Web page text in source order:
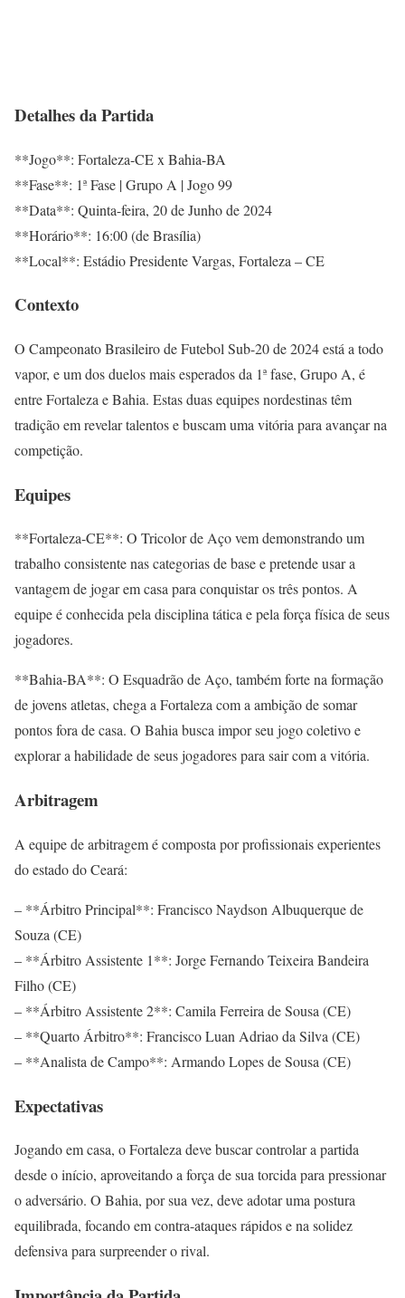
Detalhes da Partida
**Jogo**: Fortaleza-CE x Bahia-BA
**Fase**: 1ª Fase | Grupo A | Jogo 99
**Data**: Quinta-feira, 20 de Junho de 2024
**Horário**: 16:00 (de Brasília)
**Local**: Estádio Presidente Vargas, Fortaleza – CE
Contexto
O Campeonato Brasileiro de Futebol Sub-20 de 2024 está a todo
vapor, e um dos duelos mais esperados da 1ª fase, Grupo A, é
entre Fortaleza e Bahia. Estas duas equipes nordestinas têm
tradição em revelar talentos e buscam uma vitória para avançar na
competição.
Equipes
**Fortaleza-CE**: O Tricolor de Aço vem demonstrando um
trabalho consistente nas categorias de base e pretende usar a
vantagem de jogar em casa para conquistar os três pontos. A
equipe é conhecida pela disciplina tática e pela força física de seus
jogadores.
**Bahia-BA**: O Esquadrão de Aço, também forte na formação
de jovens atletas, chega a Fortaleza com a ambição de somar
pontos fora de casa. O Bahia busca impor seu jogo coletivo e
explorar a habilidade de seus jogadores para sair com a vitória.
Arbitragem
A equipe de arbitragem é composta por profissionais experientes
do estado do Ceará:
– **Árbitro Principal**: Francisco Naydson Albuquerque de
Souza (CE)
– **Árbitro Assistente 1**: Jorge Fernando Teixeira Bandeira
Filho (CE)
– **Árbitro Assistente 2**: Camila Ferreira de Sousa (CE)
– **Quarto Árbitro**: Francisco Luan Adriao da Silva (CE)
– **Analista de Campo**: Armando Lopes de Sousa (CE)
Expectativas
Jogando em casa, o Fortaleza deve buscar controlar a partida
desde o início, aproveitando a força de sua torcida para pressionar
o adversário. O Bahia, por sua vez, deve adotar uma postura
equilibrada, focando em contra-ataques rápidos e na solidez
defensiva para surpreender o rival.